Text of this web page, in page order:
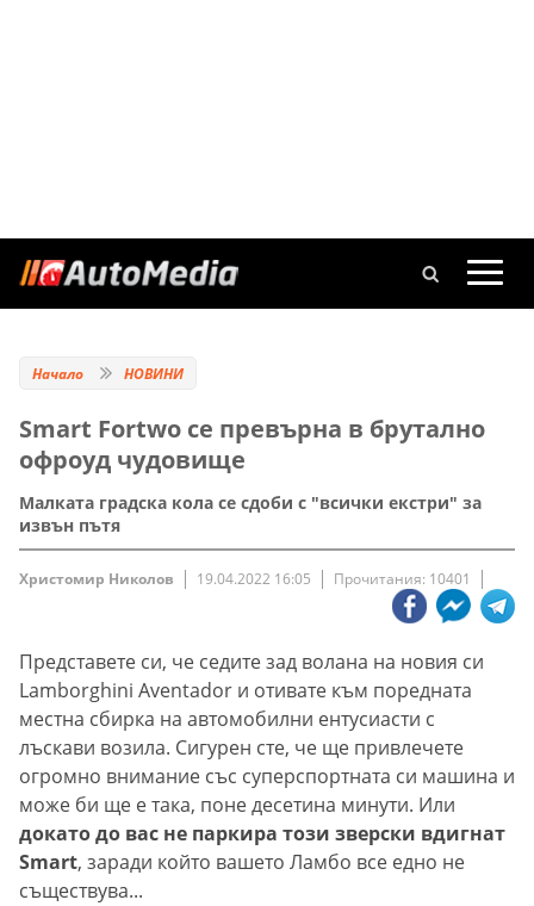
Начало НОВИНИ
Smart Fortwo се превърна в брутално
офроуд чудовище
Малката градска кола се сдоби с "всички екстри" за
извън пътя
Христомир Николов 19.04.2022 16:05 Прочитания: 10401
Представете си, че седите зад волана на новия си
Lamborghini Aventador и отивате към поредната
местна сбирка на автомобилни ентусиасти с
лъскави возила. Сигурен сте, че ще привлечете
огромно внимание със суперспортната си машина и
може би ще е така, поне десетина минути. Или
докато до вас не паркира този зверски вдигнат
Smart, заради който вашето Ламбо все едно не
съществува...